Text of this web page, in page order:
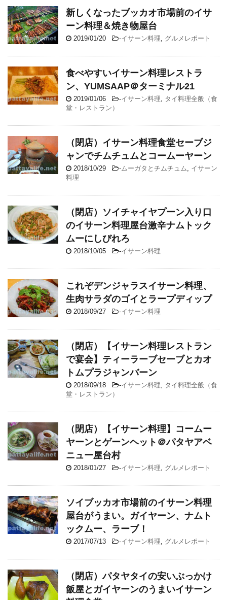
新しくなったブッカオ市場前のイサ
ーン料理＆焼き物屋台
2019/01/20 -イサーン料理 グルメレポート
食べやすいイサーン料理レストラ
ン、YUMSAAP＠ターミナル21
2019/01/06 -イサーン料理
タイ料理全般（食
堂・レストラン）
（閉店）イサーン料理食堂セーブジ
ャンでチムチュムとコームーヤーン
2018/10/29 -ムーガタとチムチュム
イサーン
料理
（閉店）ソイチャイヤプーン入り口
のイサーン料理屋台激辛ナムトック
ムーにしびれろ
2018/10/05 -イサーン料理
これぞデンジャラスイサーン料理、
生肉サラダのゴイとラープディップ
2018/09/27 -イサーン料理
（閉店）【イサーン料理レストラン
で宴会】ティーラーブセーブとカオ
トムプラジャンバーン
2018/09/18 -イサーン料理
タイ料理全般（食
堂・レストラン）
（閉店）【イサーン料理】コームー
ヤーンとゲーンヘット＠パタヤアベ
ニュー屋台村
2018/01/27 -イサーン料理 グルメレポート
ソイブッカオ市場前のイサーン料理
屋台がうまい。ガイヤーン、ナムト
ックムー、ラーブ！
2017/07/13 -イサーン料理 グルメレポート
（閉店）パタヤタイの安いぶっかけ
飯屋とガイヤーンのうまいイサーン